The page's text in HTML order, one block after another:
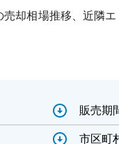
却相場推移、近隣
販売期
市区町